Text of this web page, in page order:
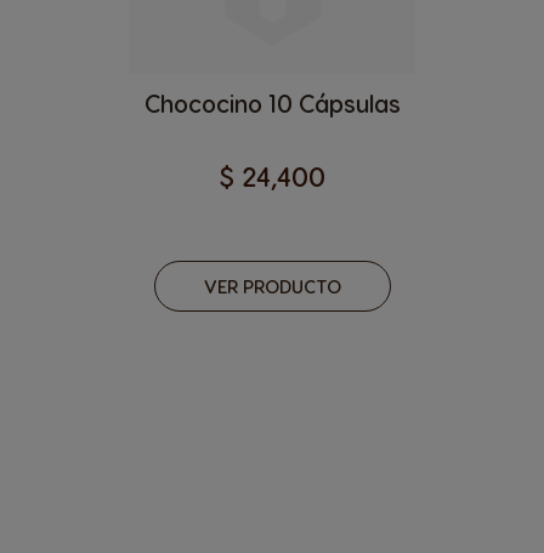
Chococino 10 Cápsulas
$ 24,400
VER PRODUCTO